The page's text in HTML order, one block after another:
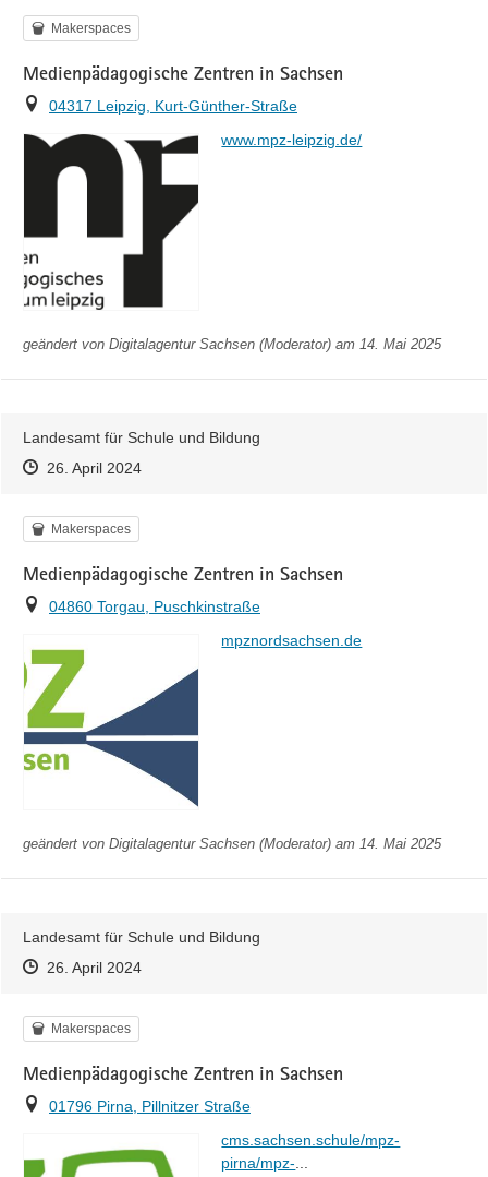
Kategorie
Makerspaces
Medienpädagogische Zentren in Sachsen
Ort
04317 Leipzig, Kurt-Günther-Straße
https://
www.mpz-leipzig.de/
geändert von Digitalagentur Sachsen (Moderator) am 14. Mai 2025
Landesamt für Schule und Bildung
Zeitpunkt des Erstellens
Zeitpunkt des Erstellens
26. April 2024Zur Äußerung
Kategorie
Makerspaces
Medienpädagogische Zentren in Sachsen
Ort
04860 Torgau, Puschkinstraße
https://
mpznordsachsen.de
geändert von Digitalagentur Sachsen (Moderator) am 14. Mai 2025
Landesamt für Schule und Bildung
Zeitpunkt des Erstellens
Zeitpunkt des Erstellens
26. April 2024Zur Äußerung
Kategorie
Makerspaces
Medienpädagogische Zentren in Sachsen
Ort
01796 Pirna, Pillnitzer Straße
https://
cms.sachsen.schule/mpz-
pirna/mpz-